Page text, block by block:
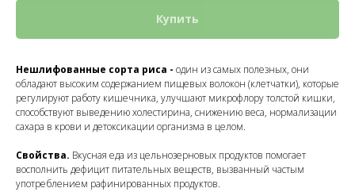
Купить
Нешлифованные сорта риса - один из самых полезных, они
обладают высоким содержанием пищевых волокон (клетчатки), которые
регулируют работу кишечника, улучшают микрофлору толстой кишки,
способствуют выведению холестирина, снижению веса, нормализации
сахара в крови и детоксикации организма в целом.
Свойства. Вкусная еда из цельнозерновых продуктов помогает
восполнить дефицит питательных веществ, вызванный частым
употреблением рафинированных продуктов.